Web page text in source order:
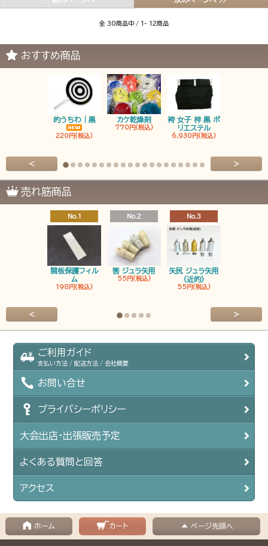
全 30商品中 / 1- 12商品
おすすめ商品
的うちわ｜黒
220円(税込)
カケ乾燥剤
770円(税込)
袴 女子 梓 黒 ポ
リエステル
6,930円(税込)
< >
売れ筋商品
No.1
関板保護フィル
ム
198円(税込)
No.2
筈 ジュラ矢用
55円(税込)
No.3
矢尻 ジュラ矢用
(近的)
55円(税込)
< >
ご利用ガイド
支払い方法 / 配送方法 / 会社概要
お問い合せ
プライバシーポリシー
大会出店・出張販売予定
よくある質問と回答
アクセス
ホーム カート ページ先頭へ